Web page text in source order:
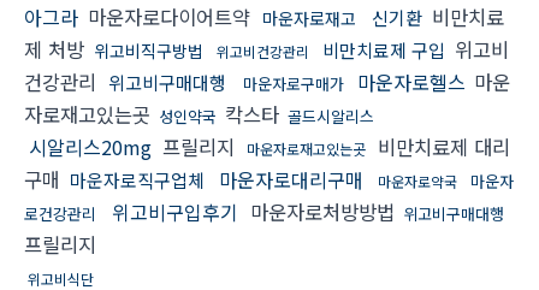
아그라 마운자로다이어트약 마운자로재고 신기환 비만치료
제 처방 위고비직구방법 위고비건강관리 비만치료제 구입 위고비
건강관리
위고비구매대행 마운자로구매가 마운자로헬스 마운
자로재고있는곳 성인약국 칵스타 골드시알리스
시알리스20mg 프릴리지 마운자로재고있는곳
비만치료제 대리
구매 마운자로직구업체 마운자로대리구매 마운자로약국
마운자
로건강관리
위고비구입후기 마운자로처방방법 위고비구매대행
프릴리지
위고비식단